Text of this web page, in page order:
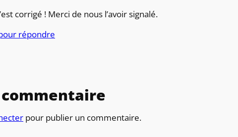
corrigé ! Merci de nous l’avoir signalé.
répondre
pour publier un commentaire.